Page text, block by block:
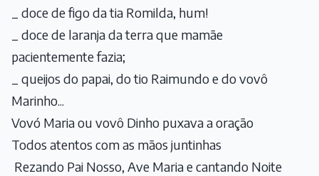
_ doce de figo da tia Romilda, hum!
_ doce de laranja da terra que mamãe
pacientemente fazia;
_ queijos do papai, do tio Raimundo e do vovô
Marinho...
Vovó Maria ou vovô Dinho puxava a oração
Todos atentos com as mãos juntinhas
Rezando Pai Nosso, Ave Maria e cantando Noite